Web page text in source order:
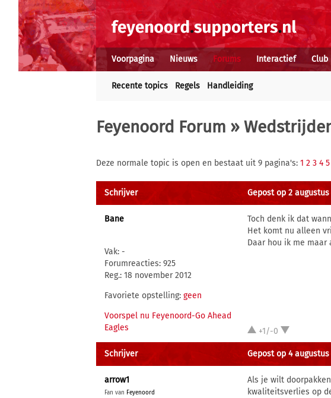
Voorpagina Nieuws Forums Interactief Club
Recente topics Regels Handleiding
Feyenoord Forum »
Deze normale topic is open en bestaat uit 9 pagina's: 1 2 3 4 5
Schrijver Gepost op 2 augustus
Bane
Vak: -
Forumreacties: 925
Reg.: 18 november 2012
Favoriete opstelling: geen
Voorspel nu Feyenoord-Go Ahead
Eagles
Toch denk ik dat
Het komt nu alleen
Daar hou ik me maar
+1/-0
Schrijver Gepost op 4 augustus
arrow1
Fan van Feyenoord
Als je wilt
kwaliteitsverlies op